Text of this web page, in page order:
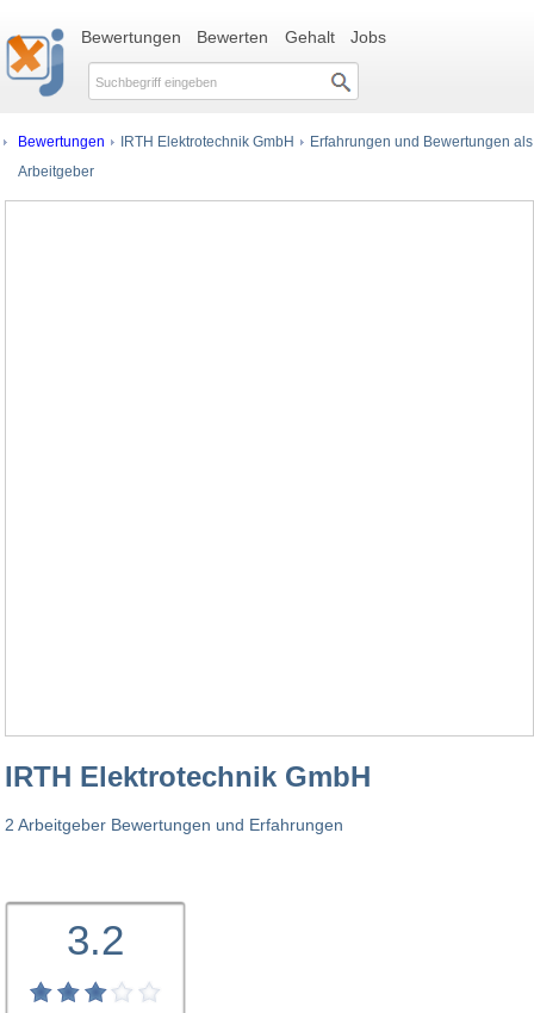
Bewertungen Bewerten Gehalt Jobs
Bewertungen IRTH Elektrotechnik GmbH Erfahrungen und Bewertungen als
Arbeitgeber
IRTH Elektrotechnik GmbH
2 Arbeitgeber Bewertungen und Erfahrungen
3.2